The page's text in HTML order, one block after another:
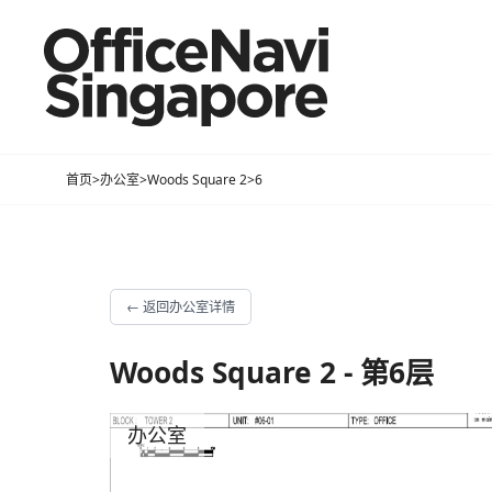
首页>办公室>Woods Square 2>6
← 返回办公室详情
Woods Square 2 - 第6层
办公室